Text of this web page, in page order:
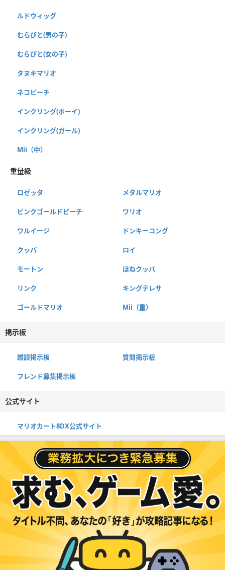
ルドウィッグ
むらびと(男の子)
むらびと(女の子)
タヌキマリオ
ネコピーチ
インクリング(ボーイ)
インクリング(ガール)
Mii（中）
重量級
ロゼッタ メタルマリオ
ピンクゴールドピーチ ワリオ
ワルイージ ドンキーコング
クッパ ロイ
モートン ほねクッパ
リンク キングテレサ
ゴールドマリオ Mii（重）
掲示板
雑談掲示板 質問掲示板
フレンド募集掲示板
公式サイト
マリオカート8DX公式サイト